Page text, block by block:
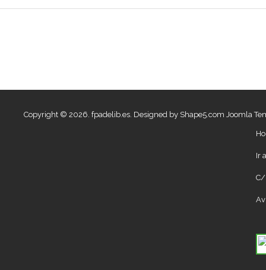
Copyright © 2026. fpadelib.es. Designed by Shape5.com Joomla
Ir
C/